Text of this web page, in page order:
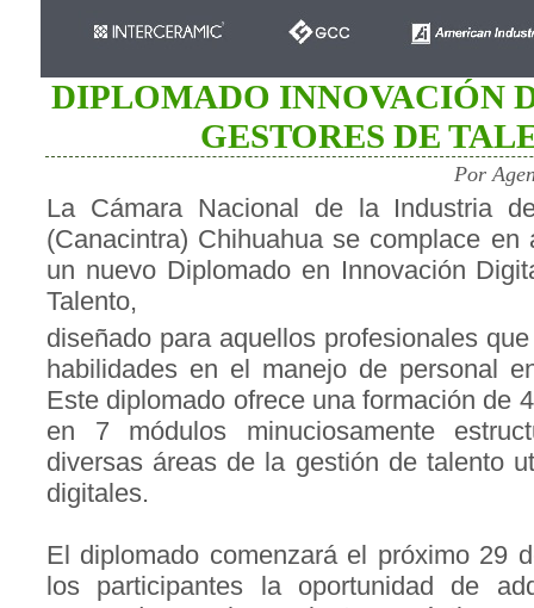
DIPLOMADO INNOVACIÓN
GESTORES DE
Por
La Cámara Nacional de la Industria
(Canacintra) Chihuahua se complace en
un nuevo Diplomado en Innovación
Talento,
diseñado para aquellos profesionales
habilidades en el manejo de personal
Este diplomado ofrece una formación de
en 7 módulos minuciosamente
diversas áreas de la gestión de talento
digitales.
El diplomado comenzará el próximo 29
los participantes la oportunidad de